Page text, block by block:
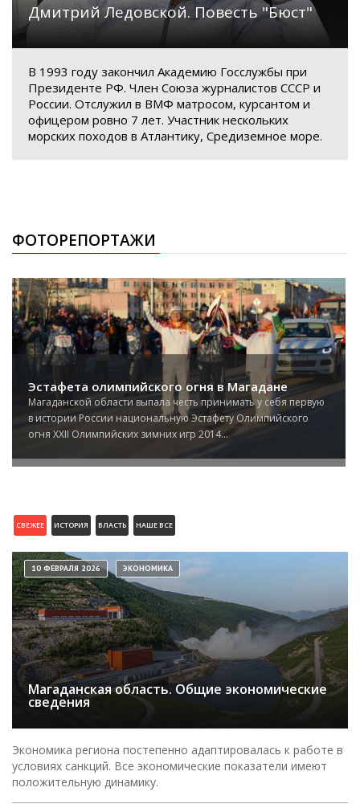
Дмитрий Ледовской. Повесть "Бюст"
В 1993 году закончил Академию Госслужбы при
Президенте РФ. Член Союза журналистов СССР и
России. Отслужил в ВМФ матросом, курсантом и
офицером ровно 7 лет. Участник нескольких
морских походов в Атлантику, Средиземное море.
ФОТОРЕПОРТАЖИ
Эстафета олимпийского огня в Магадане
Магаданской области выпала честь принимать у себя первую
в истории России национальную Эстафету Олимпийского
огня XXII Олимпийских зимних игр 2014...
СВЕЖЕЕ ИСТОРИЯ ВЛАСТЬ НАШЕ ВСЕ
Магаданская область. Общие экономические
сведения
10 ФЕВРАЛЯ 2026 ЭКОНОМИКА
Экономика региона постепенно адаптировалась к работе в
условиях санкций. Все экономические показатели имеют
положительную динамику.